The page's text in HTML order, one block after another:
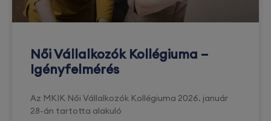
Női Vállalkozók Kollégiuma –
Igényfelmérés
Az MKIK Női Vállalkozók Kollégiuma 2026. január
28-án tartotta alakuló